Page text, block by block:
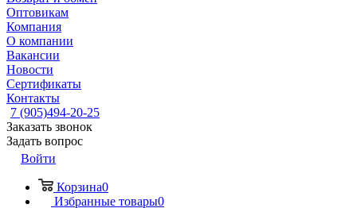
Оптовикам
Компания
О компании
Вакансии
Новости
Сертификаты
Контакты
7 (905)494-20-25
Заказать звонок
Задать вопрос
Войти
Корзина0
Избранные товары0